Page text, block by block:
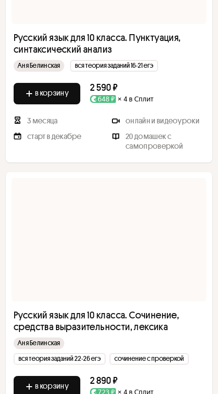
Русский язык для 10 класса. Пунктуация,
синтаксический анализ
Аня Белинская вся теория заданий 16-21 егэ
в корзину 2 590 ₽
648 ₽ × 4 в Сплит
3 месяца
онлайн и видеоуроки
старт в декабре
20 домашек с
самопроверкой
Русский язык для 10 класса. Сочинение,
средства выразительности, лексика
Аня Белинская
вся теория заданий 22-26 егэ
сочинение с проверкой
в корзину 2 890 ₽
723 ₽ × 4 в Сплит